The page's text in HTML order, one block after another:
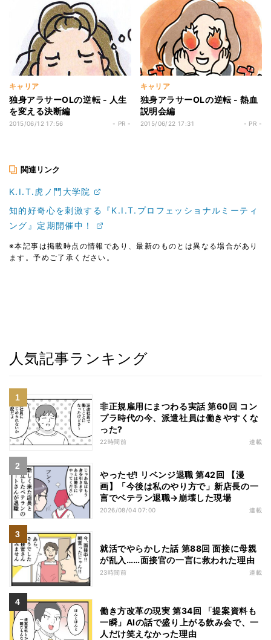
キャリア
独身アラサーOLの逆転 - 人生
を変える決断編
2015/06/12 17:56 - PR -
キャリア
独身アラサーOLの逆転 - 熱血
説明会編
2015/06/22 17:31 - PR -
関連リンク
K.I.T.虎ノ門大学院
知的好奇心を刺激する『K.I.T.プロフェッショナルミーティ
ング』定期開催中！
※本記事は掲載時点の情報であり、最新のものとは異なる場合があり
ます。予めご了承ください。
人気記事ランキング
非正規雇用にまつわる実話 第60回 コン
プラ時代の今、派遣社員は働きやすくな
った?
22時間前 連載
やったぜ! リベンジ退職 第42回 【漫
画】「今後は私のやり方で」新店長の一
言でベテラン退職→崩壊した現場
2026/08/04 07:00 連載
就活でやらかした話 第88回 面接に母親
が乱入……面接官の一言に救われた理由
23時間前 連載
働き方改革の現実 第34回 「提案資料も
一瞬」AIの話で盛り上がる飲み会で、一
人だけ笑えなかった理由